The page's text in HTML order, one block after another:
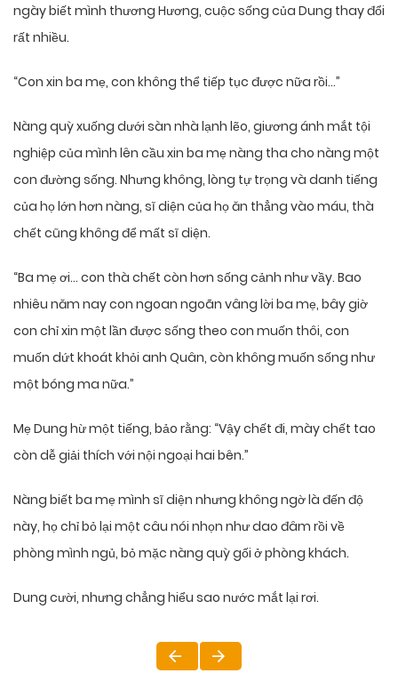
ngày biết mình thương Hương, cuộc sống của Dung thay đổi
rất nhiều.
“Con xin ba mẹ, con không thể tiếp tục được nữa rồi…”
Nàng quỳ xuống dưới sàn nhà lạnh lẽo, giương ánh mắt tội
nghiệp của mình lên cầu xin ba mẹ nàng tha cho nàng một
con đường sống. Nhưng không, lòng tự trọng và danh tiếng
của họ lớn hơn nàng, sĩ diện của họ ăn thẳng vào máu, thà
chết cũng không để mất sĩ diện.
“Ba mẹ ơi… con thà chết còn hơn sống cảnh như vầy. Bao
nhiêu năm nay con ngoan ngoãn vâng lời ba mẹ, bây giờ
con chỉ xin một lần được sống theo con muốn thôi, con
muốn dứt khoát khỏi anh Quân, còn không muốn sống như
một bóng ma nữa.”
Mẹ Dung hừ một tiếng, bảo rằng: “Vậy chết đi, mày chết tao
còn dễ giải thích với nội ngoại hai bên.”
Nàng biết ba mẹ mình sĩ diện nhưng không ngờ là đến độ
này, họ chỉ bỏ lại một câu nói nhọn như dao đâm rồi về
phòng mình ngủ, bỏ mặc nàng quỳ gối ở phòng khách.
Dung cười, nhưng chẳng hiểu sao nước mắt lại rơi.